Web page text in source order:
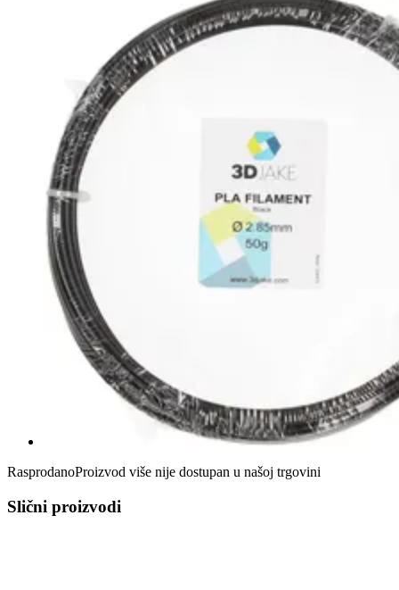
RasprodanoProizvod više nije dostupan u našoj trgovini
Slični proizvodi